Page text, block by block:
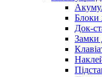
Блоки
Док-
Замки